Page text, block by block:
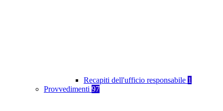
Recapiti dell'ufficio responsabile 1
Provvedimenti 97